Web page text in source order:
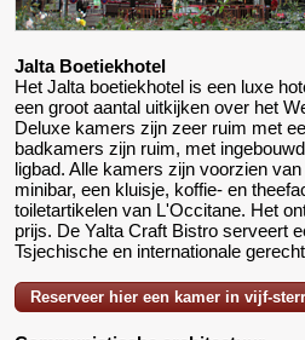
Jalta Boetiekhotel
Het Jalta boetiekhotel is een luxe
een groot aantal uitkijken over het
Deluxe kamers zijn zeer ruim met
badkamers zijn ruim, met
ligbad. Alle kamers zijn voorzien
minibar, een kluisje, koffie- en
toiletartikelen van L'Occitane. Het
prijs. De Yalta Craft Bistro serveert
Tsjechische en internationale
Reserveer hier een kamer in vijf-